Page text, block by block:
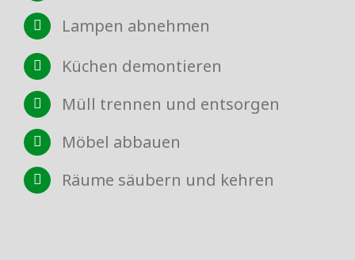
Lampen abnehmen
Küchen demontieren
Müll trennen und entsorgen
Möbel abbauen
Räume säubern und kehren